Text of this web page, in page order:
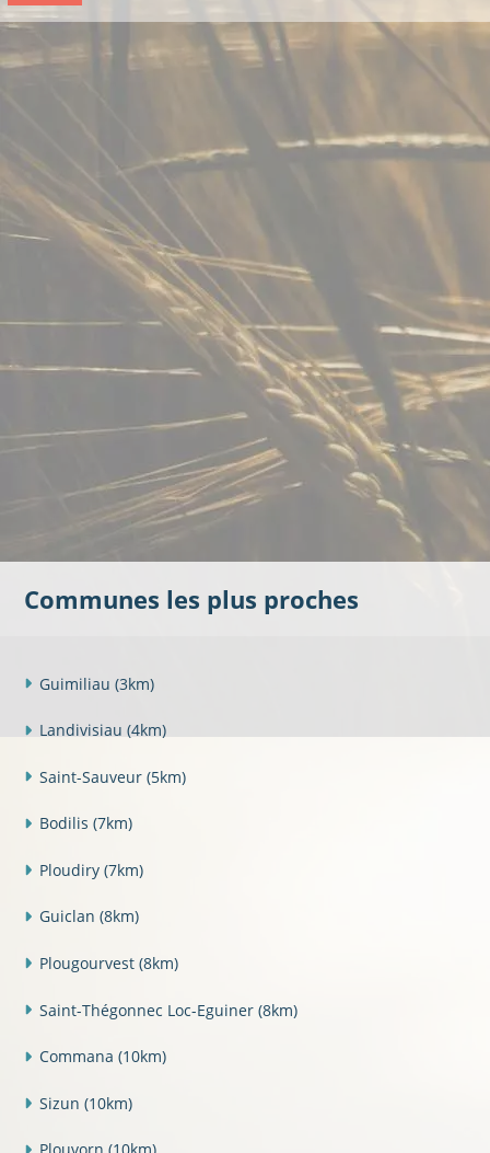
Communes les plus proches
Guimiliau (3km)
Landivisiau (4km)
Saint-Sauveur (5km)
Bodilis (7km)
Ploudiry (7km)
Guiclan (8km)
Plougourvest (8km)
Saint-Thégonnec Loc-Eguiner (8km)
Commana (10km)
Sizun (10km)